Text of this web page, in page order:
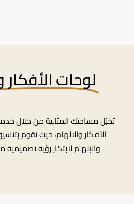
لوحات الأفكار
تخيّل مساحتك المثالية من خلال
الأفكار والالهام، حيث نقوم
والإلهام لابتكار رؤية